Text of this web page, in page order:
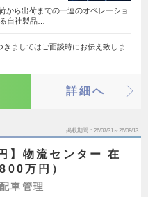
から出荷までの一連のオペレーショ
自社製品…
ましてはご面談時にお伝え致しま
詳細へ
掲載期間 26/07/31～26/08/13
】物流センター 在
万円）
車管理